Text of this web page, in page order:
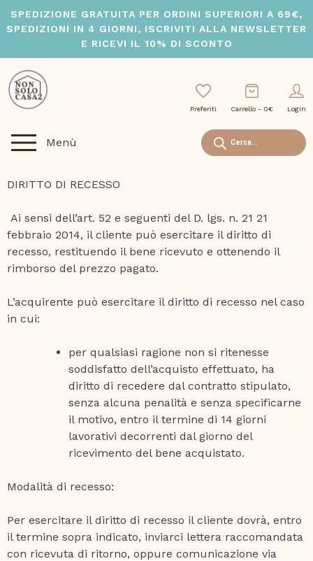
to
SPEDIZIONE GRATUITA PER ORDINI SUPERIORI A 69€,
SPEDIZIONI IN 4 GIORNI, ISCRIVITI ALLA NEWSLETTER
E RICEVI IL 10% DI SCONTO
Preferiti Carrello - 0€ Login
Menù
Ricerca
prodotti
DIRITTO DI RECESSO
Ai sensi dell’art. 52 e seguenti del D. lgs. n. 21 21
febbraio 2014, il cliente può esercitare il diritto di
recesso, restituendo il bene ricevuto e ottenendo il
rimborso del prezzo pagato.
L’acquirente può esercitare il diritto di recesso nel caso
in cui:
per qualsiasi ragione non si ritenesse
soddisfatto dell’acquisto effettuato, ha
diritto di recedere dal contratto stipulato,
senza alcuna penalità e senza specificarne
il motivo, entro il termine di 14 giorni
lavorativi decorrenti dal giorno del
ricevimento del bene acquistato.
Modalità di recesso:
Per esercitare il diritto di recesso il cliente dovrà, entro
il termine sopra indicato, inviarci lettera raccomandata
con ricevuta di ritorno, oppure comunicazione via